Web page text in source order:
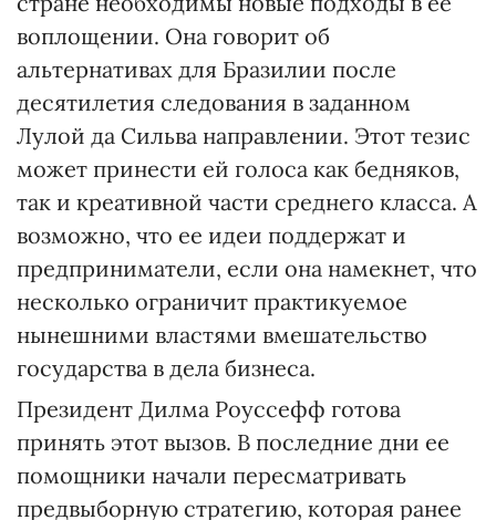
воплощении. Она говорит об
альтернативах для Бразилии после
десятилетия следования в заданном
Лулой да Сильва направлении. Этот тезис
может принести ей голоса как бедняков,
так и креативной части среднего класса. А
возможно, что ее идеи поддержат и
предприниматели, если она намекнет, что
несколько ограничит практикуемое
нынешними властями вмешательство
государства в дела бизнеса.
Президент Дилма Роуссефф готова
принять этот вызов. В последние дни ее
помощники начали пересматривать
предвыборную стратегию, которая ранее